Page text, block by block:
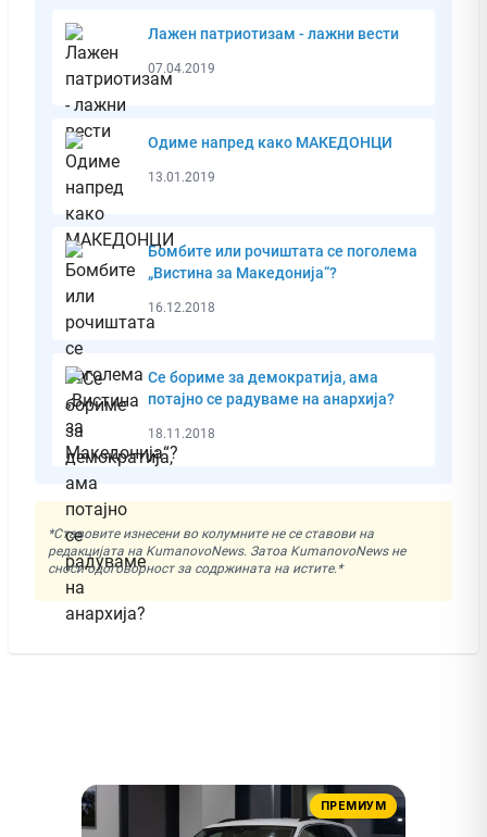
Лажен патриотизам - лажни вести
07.04.2019
Одиме напред како МАКЕДОНЦИ
13.01.2019
Бомбите или рочиштата се поголема
„Вистина за Македонија“?
16.12.2018
Се бориме за демократија, ама
потајно се радуваме на анархија?
18.11.2018
*Ставовите изнесени во колумните не се ставови на
редакцијата на KumanovoNews. Затоа KumanovoNews не
сноси одоговорност за содржината на истите.*
ПРЕМИУМ